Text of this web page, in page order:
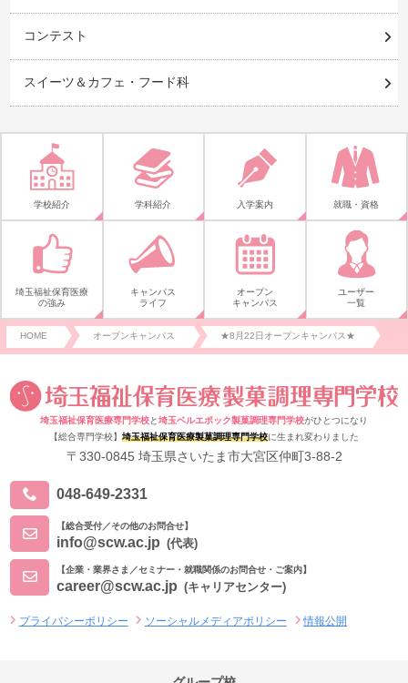
コンテスト
スイーツ＆カフェ・フード科
学校紹介 学科紹介 入学案内 就職・資格
埼玉福祉保育医療
の強み
キャンパス
ライフ
オープン
キャンパス
ユーザー
一覧
HOME オープンキャンパス ★8月22日オープンキャンパス★
埼玉福祉保育医療専門学校と埼玉ベルエポック製菓調理専門学校がひとつになり
【総合専門学校】 埼玉福祉保育医療製菓調理専門学校に生まれ変わりました
〒330-0845 埼玉県さいたま市大宮区仲町3-88-2
048-649-2331
【総合受付／その他のお問合せ】
info@scw.ac.jp (代表)
【企業・業界さま／セミナー・就職関係のお問合せ・ご案内】
career@scw.ac.jp (キャリアセンター)
プライバシーポリシー ソーシャルメディアポリシー 情報公開